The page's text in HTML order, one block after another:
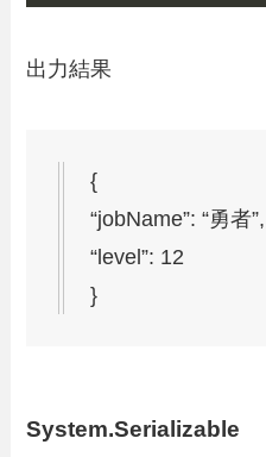
出力結果
{
“jobName”: “勇者”,
“level”: 12
}
System.Serializable